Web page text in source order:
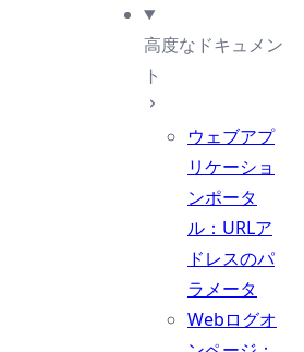
高度なドキュメン
ト
ウェブアプ
リケーショ
ンポータ
ル：URLア
ドレスのパ
ラメータ
Webログオ